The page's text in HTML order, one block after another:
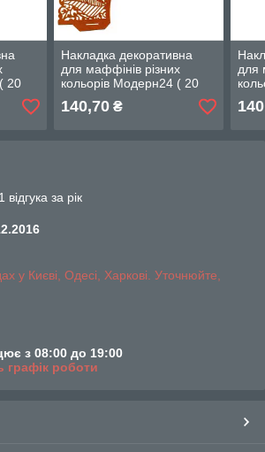
20
Накладка декоративна
для маффінів різних
кольорів Модерн24 ( 20
шт ) ТРЕНД!
140,70₴
для
шт
за рік
у Києві, Одесі, Харкові. Уточнюйте,
з 08:00 до 19:00
графік роботи